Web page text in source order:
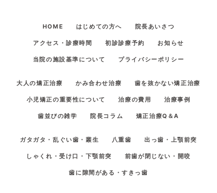
HOME はじめての方へ 院長あいさつ
アクセス・診療時間 初診診療予約 お知らせ
当院の施設基準について プライバシーポリシー
大人の矯正治療 かみ合わせ治療 歯を抜かない矯正治療
小児矯正の重要性について 治療の費用 治療事例
歯並びの雑学 院長コラム 矯正治療Q＆A
ガタガタ・乱ぐい歯・叢生 八重歯 出っ歯・上顎前突
しゃくれ・受け口・下顎前突 前歯が閉じない・開咬
歯に隙間がある・すきっ歯